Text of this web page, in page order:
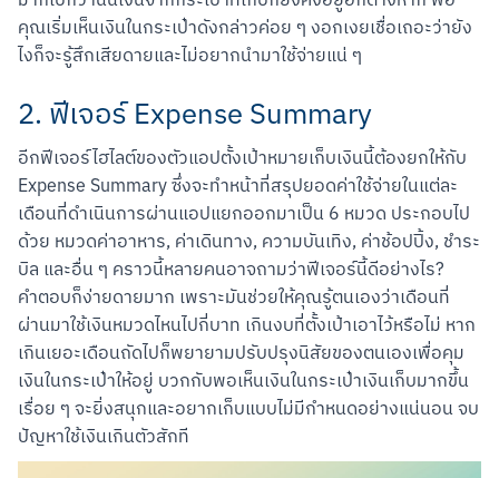
คุณเริ่มเห็นเงินในกระเป๋าดังกล่าวค่อย ๆ งอกเงยเชื่อเถอะว่ายัง
ไงก็จะรู้สึกเสียดายและไม่อยากนำมาใช้จ่ายแน่ ๆ
2. ฟีเจอร์ Expense Summary
อีกฟีเจอร์ไฮไลต์ของตัวแอปตั้งเป้าหมายเก็บเงินนี้ต้องยกให้กับ
Expense Summary ซึ่งจะทำหน้าที่สรุปยอดค่าใช้จ่ายในแต่ละ
เดือนที่ดำเนินการผ่านแอปแยกออกมาเป็น 6 หมวด ประกอบไป
ด้วย หมวดค่าอาหาร, ค่าเดินทาง, ความบันเทิง, ค่าช้อปปิ้ง, ชำระ
บิล และอื่น ๆ คราวนี้หลายคนอาจถามว่าฟีเจอร์นี้ดีอย่างไร?
คำตอบก็ง่ายดายมาก เพราะมันช่วยให้คุณรู้ตนเองว่าเดือนที่
ผ่านมาใช้เงินหมวดไหนไปกี่บาท เกินงบที่ตั้งเป้าเอาไว้หรือไม่ หาก
เกินเยอะเดือนถัดไปก็พยายามปรับปรุงนิสัยของตนเองเพื่อคุม
เงินในกระเป๋าให้อยู่ บวกกับพอเห็นเงินในกระเป๋าเงินเก็บมากขึ้น
เรื่อย ๆ จะยิ่งสนุกและอยากเก็บแบบไม่มีกำหนดอย่างแน่นอน จบ
ปัญหาใช้เงินเกินตัวสักที